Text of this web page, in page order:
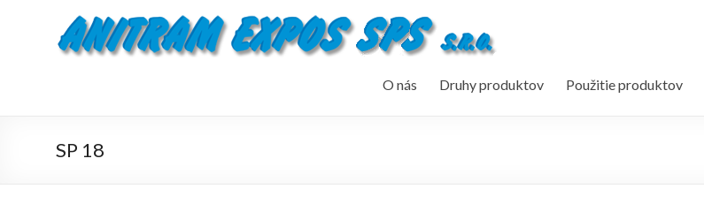
O nás Druhy produktov Použitie produktov
SP 18